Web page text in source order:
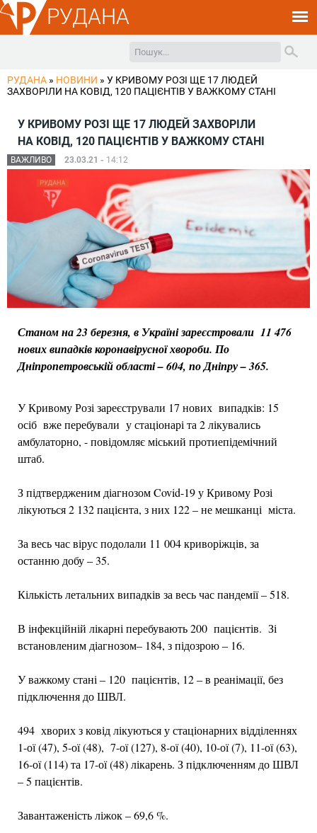
РУДАНА
РУДАНА » НОВИНИ » У КРИВОМУ РОЗІ ЩЕ 17 ЛЮДЕЙ
ЗАХВОРІЛИ НА КОВІД, 120 ПАЦІЄНТІВ У ВАЖКОМУ СТАНІ
У КРИВОМУ РОЗІ ЩЕ 17 ЛЮДЕЙ ЗАХВОРІЛИ
НА КОВІД, 120 ПАЦІЄНТІВ У ВАЖКОМУ СТАНІ
ВАЖЛИВО 23.03.21 - 14:12
Станом на 23 березня, в Україні зареєстровали 11 476
нових випадків коронавірусної хвороби. По
Дніпропетровській області – 604, по Дніпру – 365.
У Кривому Розі зареєстрували 17 нових випадків: 15
осіб вже перебували у стаціонарі та 2 лікувались
амбулаторно, - повідомляє міський протиепідемічний
штаб.
З підтвердженим діагнозом Covid-19 у Кривому Розі
лікуються 2 132 пацієнта, з них 122 – не мешканці міста.
За весь час вірус подолали 11 004 криворіжців, за
останню добу – 35.
Кількість летальних випадків за весь час пандемії – 518.
В інфекційній лікарні перебувають 200 пацієнтів. Зі
встановленим діагнозом– 184, з підозрою – 16.
У важкому стані – 120 пацієнтів, 12 – в реанімації, без
підключення до ШВЛ.
494 хворих з ковід лікуються у стаціонарних відділеннях
1-ої (47), 5-ої (48), 7-ої (127), 8-ої (40), 10-ої (7), 11-ої (63),
16-ої (114) та 17-ої (48) лікарень. З підключенням до ШВЛ
– 5 пацієнтів.
Завантаженість ліжок – 69,6 %.